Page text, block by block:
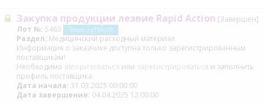
Закупка продукции лезвие Rapid Action [Завершен]
Лот №: 5463 Запрос на ТМЦ (В)
Раздел: Медицинский расходный материал
Информация о заказчике доступна только зарегистрированным
поставщикам!
Необходимо авторизоваться или зарегистрироваться и заполнить
профиль поставщика.
Дата начала: 31.03.2025 00:00:00
Дата завершения: 04.04.2025 12:00:00